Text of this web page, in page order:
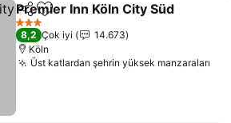
PaylaşFavorilerime ekle
Premier Inn Köln City Süd
3 Yıldız
8,2 Çok iyi
14.673
Köln
Üst katlardan şehrin yüksek manzaraları